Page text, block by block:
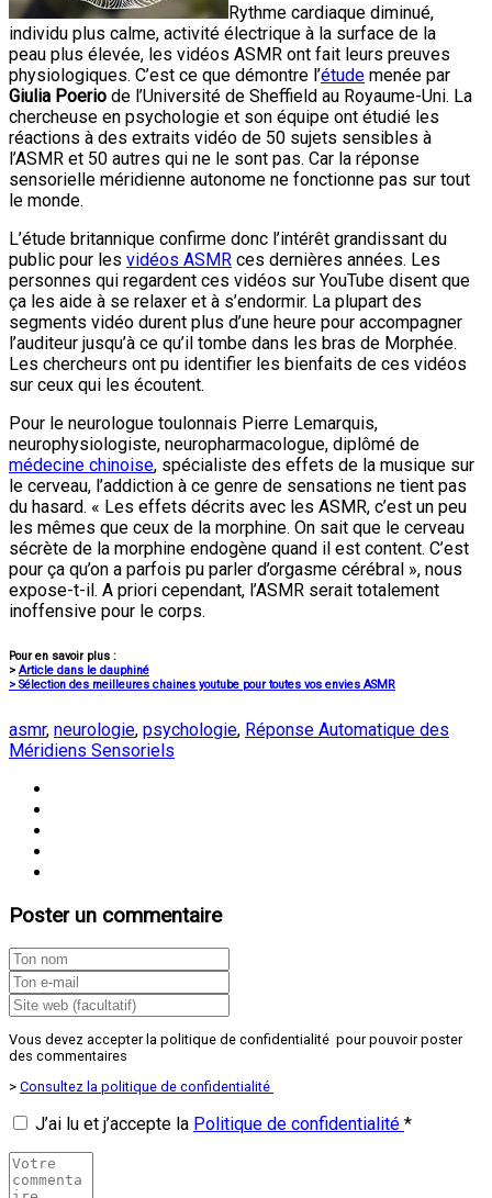
Rythme cardiaque diminué,
individu plus calme, activité électrique à la surface de la
peau plus élevée, les vidéos ASMR ont fait leurs preuves
physiologiques. C’est ce que démontre l’étude menée par
Giulia Poerio de l’Université de Sheffield au Royaume-Uni. La
chercheuse en psychologie et son équipe ont étudié les
réactions à des extraits vidéo de 50 sujets sensibles à
l’ASMR et 50 autres qui ne le sont pas. Car la réponse
sensorielle méridienne autonome ne fonctionne pas sur tout
le monde.
L’étude britannique confirme donc l’intérêt grandissant du
public pour les vidéos ASMR ces dernières années. Les
personnes qui regardent ces vidéos sur YouTube disent que
ça les aide à se relaxer et à s’endormir. La plupart des
segments vidéo durent plus d’une heure pour accompagner
l’auditeur jusqu’à ce qu’il tombe dans les bras de Morphée.
Les chercheurs ont pu identifier les bienfaits de ces vidéos
sur ceux qui les écoutent.
Pour le neurologue toulonnais Pierre Lemarquis,
neurophysiologiste, neuropharmacologue, diplômé de
médecine chinoise, spécialiste des effets de la musique sur
le cerveau, l’addiction à ce genre de sensations ne tient pas
du hasard. « Les effets décrits avec les ASMR, c’est un peu
les mêmes que ceux de la morphine. On sait que le cerveau
sécrète de la morphine endogène quand il est content. C’est
pour ça qu’on a parfois pu parler d’orgasme cérébral », nous
expose-t-il. A priori cependant, l’ASMR serait totalement
inoffensive pour le corps.
Pour en savoir plus :
> Article dans le dauphiné
> Sélection des meilleures chaines youtube pour toutes vos envies ASMR
asmr, neurologie, psychologie, Réponse Automatique des
Méridiens Sensoriels
Poster un commentaire
Vous devez accepter la politique de confidentialité pour pouvoir poster
des commentaires
> Consultez la politique de confidentialité
J’ai lu et j’accepte la Politique de confidentialité *